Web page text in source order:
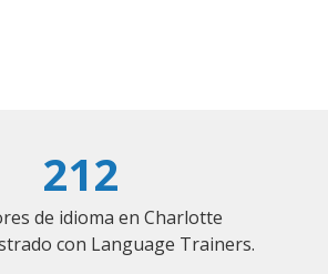
212
de idioma en Charlotte
con Language Trainers.